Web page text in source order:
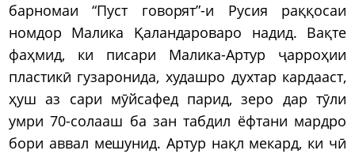
барномаи “Пуст говорят”-и Русия раққосаи
номдор Малика Қаландароваро надид. Вақте
фаҳмид, ки писари Малика-Артур ҷарроҳии
пластикӣ гузаронида, худашро духтар кардааст,
ҳуш аз сари мӯйсафед парид, зеро дар тӯли
умри 70-солааш ба зан табдил ёфтани мардро
бори аввал мешунид. Артур нақл мекард, ки чӣ